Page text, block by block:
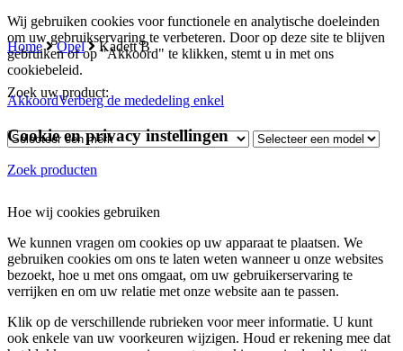
Home Opel Kadett B
Zoek uw product:
Zoek producten
Wij gebruiken cookies voor functionele en analytische doeleinden
om uw gebruikservaring te verbeteren. Door op deze site te blijven
gebruiken of op "Akkoord" te klikken, stemt u in met ons
cookiebeleid.
AkkoordVerberg de mededeling enkel
Cookie en privacy instellingen
Hoe wij cookies gebruiken
We kunnen vragen om cookies op uw apparaat te plaatsen. We
gebruiken cookies om ons te laten weten wanneer u onze websites
bezoekt, hoe u met ons omgaat, om uw gebruikerservaring te
verrijken en om uw relatie met onze website aan te passen.
Klik op de verschillende rubrieken voor meer informatie. U kunt
ook enkele van uw voorkeuren wijzigen. Houd er rekening mee dat